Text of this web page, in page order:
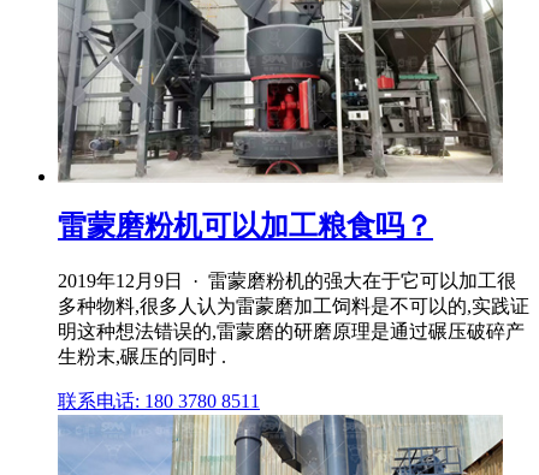
雷蒙磨粉机可以加工粮食吗？
2019年12月9日 · 雷蒙磨粉机的强大在于它可以加工很
多种物料,很多人认为雷蒙磨加工饲料是不可以的,实践证
明这种想法错误的,雷蒙磨的研磨原理是通过碾压破碎产
生粉末,碾压的同时 .
联系电话: 180 3780 8511